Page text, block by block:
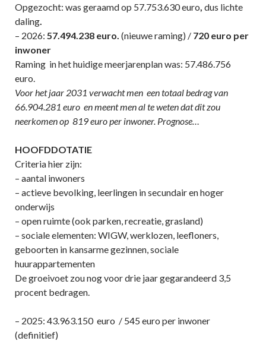
Opgezocht: was geraamd op 57.753.630 euro, dus lichte
daling.
– 2026: 57.494.238 euro. (nieuwe raming) / 720 euro per
inwoner
Raming in het huidige meerjarenplan was: 57.486.756
euro.
Voor het jaar 2031 verwacht men een totaal bedrag van
66.904.281 euro en meent men al te weten dat dit zou
neerkomen op 819 euro per inwoner. Prognose…
HOOFDDOTATIE
Criteria hier zijn:
– aantal inwoners
– actieve bevolking, leerlingen in secundair en hoger
onderwijs
– open ruimte (ook parken, recreatie, grasland)
– sociale elementen: WIGW, werklozen, leefloners,
geboorten in kansarme gezinnen, sociale
huurappartementen
De groeivoet zou nog voor drie jaar gegarandeerd 3,5
procent bedragen.
– 2025: 43.963.150 euro / 545 euro per inwoner
(definitief)